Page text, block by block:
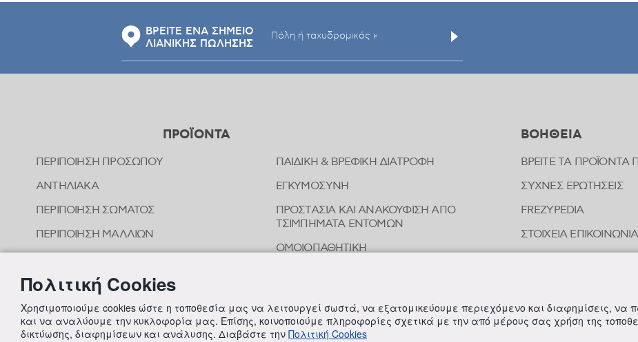
ΒΡΕΙΤΕ ΕΝΑ ΣΗΜΕΙΟ
ΛΙΑΝΙΚΗΣ ΠΩΛΗΣΗΣ
ΠΡΟΪΟΝΤΑ
ΠΕΡΙΠΟΙΗΣΗ ΠΡΟΣΩΠΟΥ
ΑΝΤΗΛΙΑΚΑ
ΠΕΡΙΠΟΙΗΣΗ ΣΩΜΑΤΟΣ
ΠΕΡΙΠΟΙΗΣΗ ΜΑΛΛΙΩΝ
ΑΠΟΣΥΜΦΟΡΗΤΙΚΑ ΜΥΤΗΣ
ΦΡΟΝΤΙΔΑ ΜΩΡΟΥ
ΠΑΙΔΙΚΗ ΠΕΡΙΠΟΙΗΣΗ
ΠΑΙΔΙΚΗ & ΒΡΕΦΙΚΗ ΔΙΑΤΡΟΦΗ
ΕΓΚΥΜΟΣΥΝΗ
ΠΡΟΣΤΑΣΙΑ ΚΑΙ ΑΝΑΚΟΥΦΙΣΗ ΑΠΟ
ΤΣΙΜΠΗΜΑΤΑ ΕΝΤΟΜΩΝ
ΟΜΟΙΟΠΑΘΗΤΙΚΗ
ΒΟΗΘΕΙΑ
ΒΡΕΙΤΕ ΤΑ ΠΡΟΪΟΝΤΑ
ΣΥΧΝΕΣ ΕΡΩΤΗΣΕΙΣ
FREZYPEDIA
ΣΤΟΙΧΕΙΑ
Πολιτική Cookies
Χρησιμοποιούμε cookies ώστε η τοποθεσία μας να λειτουργεί σωστά, να εξατομικεύουμε περιεχόμενο και διαφημίσεις, να
και να αναλύουμε την κυκλοφορία μας. Επίσης, κοινοποιούμε πληροφορίες σχετικά με την από μέρους σας χρήση της
δικτύωσης, διαφημίσεων και ανάλυσης. Διαβάστε την Πολιτική Cookies